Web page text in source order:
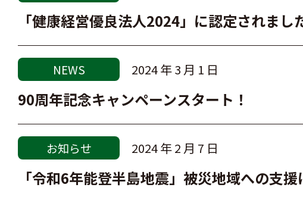
「健康経営優良法人2024」に認定されまし
NEWS 2024 年 3 月 1 日
90周年記念キャンペーンスタート！
お知らせ 2024 年 2 月 7 日
「令和6年能登半島地震」被災地域への支援